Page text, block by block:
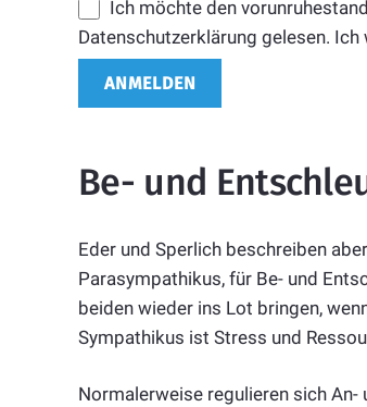
Ich möchte den
Datenschutzerklärung gelesen.
Be- und
Eder und Sperlich beschreiben
Parasympathikus, für Be- und
beiden wieder ins Lot bringen,
Sympathikus ist Stress und
Normalerweise regulieren sich